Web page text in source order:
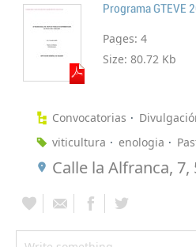
Programa GTEVE
Pages: 4
Size: 80.72 Kb
Convocatorias
viticultura
enologia
Calle la Alfranca,